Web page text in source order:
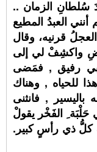
سُلطانِ الزمان ..
العبدُ المطيع
قرنيه، وقال
واكشِفْ لي إلى
بي رفيق , فمَضى
للحياه , وهناك
باليسير , فانثنى
الفَخْر يقولْ
كلُّ ذي رأسٍ كبير.